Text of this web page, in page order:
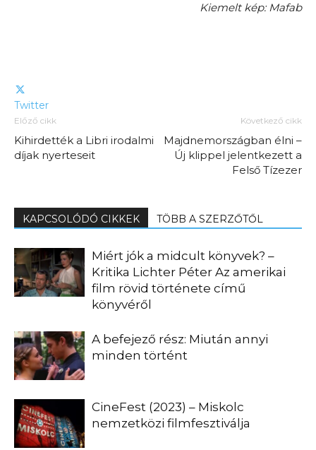
Kiemelt kép: Mafab
Twitter
Előző cikk
Kihirdették a Libri irodalmi
díjak nyerteseit
Következő cikk
Majdnemországban élni –
Új klippel jelentkezett a
Felső Tízezer
KAPCSOLÓDÓ CIKKEK TÖBB A SZERZŐTŐL
Miért jók a midcult könyvek? –
Kritika Lichter Péter Az amerikai
film rövid története című
könyvéről
A befejező rész: Miután annyi
minden történt
CineFest (2023) – Miskolc
nemzetközi filmfesztiválja